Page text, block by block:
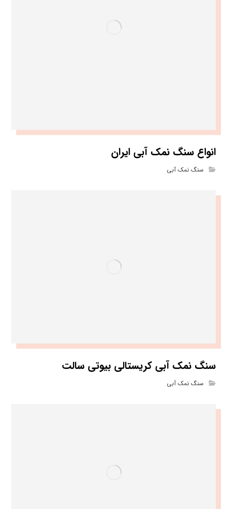
انواع سنگ نمک آبی ایران
سنگ نمک آبی
سنگ نمک آبی کریستالی بیوتی سالت
سنگ نمک آبی